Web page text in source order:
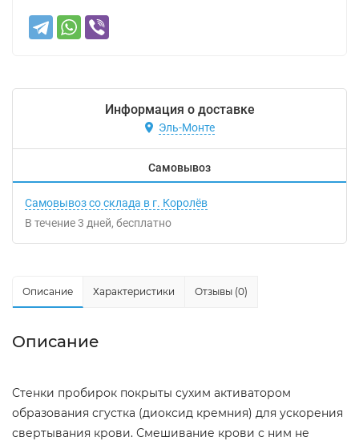
Информация о доставке
Эль-Монте
Самовывоз
Самовывоз со склада в г. Королёв
В течение3 дней Бесплатно
Описание Характеристики Отзывы (0)
Описание
Стенки пробирок покрыты сухим активатором
образования сгустка (диоксид кремния) для ускорения
свертывания крови. Смешивание крови с ним не